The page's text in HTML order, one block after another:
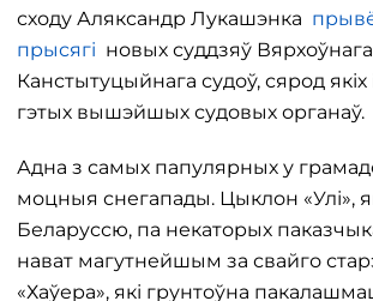
сходу Аляксандр Лукашэнка
прысягі новых суддзяў Вярхоўнага
Канстытуцыйнага судоў, сярод якіх
гэтых вышэйшых судовых органаў.
Адна з самых папулярных у
моцныя снегапады. Цыклон «Улі»,
Беларуссю, па некаторых
нават магутнейшым за свайго
«Хаўера», які грунтоўна